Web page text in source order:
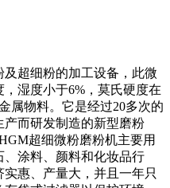
超细粉的加工设备，此微
湿度小于6%，莫氏硬度在
属物料。它是经过20多次的
而研发制造的新型磨粉
超细微粉磨粉机主要用
涂料、颜料和化妆品行
惠、产量大，并且一年只